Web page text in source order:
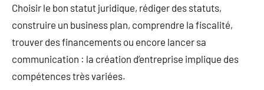
Choisir le bon statut juridique, rédiger des statuts,
construire un business plan, comprendre la fiscalité,
trouver des financements ou encore lancer sa
communication : la création d’entreprise implique des
compétences très variées.